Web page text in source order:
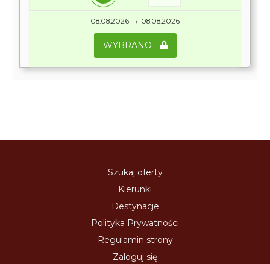
08.08.2026 → 08.08.2026
WYBRANO
Szukaj oferty
Kierunki
Destynacje
Polityka Prywatności
Regulamin strony
Zaloguj się